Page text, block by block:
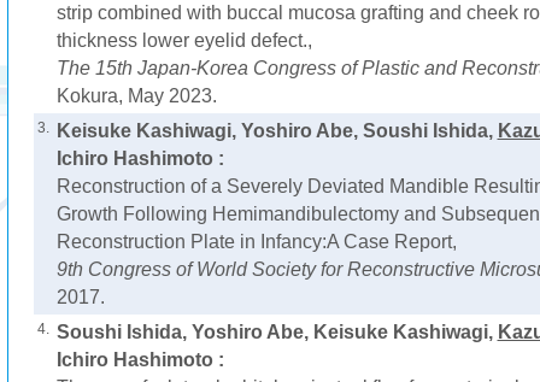
strip combined with buccal mucosa grafting and cheek
thickness lower eyelid defect.,
The 15th Japan-Korea Congress of Plastic and
Kokura, May 2023.
3. Keisuke Kashiwagi, Yoshiro Abe, Soushi Ishida,
Ichiro Hashimoto :
Reconstruction of a Severely Deviated Mandible
Growth Following Hemimandibulectomy and
Reconstruction Plate in Infancy:A Case Report,
9th Congress of World Society for Reconstructive
2017.
4. Soushi Ishida, Yoshiro Abe, Keisuke Kashiwagi,
Ichiro Hashimoto :